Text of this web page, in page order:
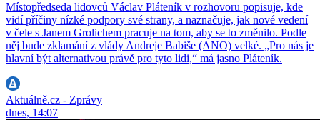
Místopředseda lidovců Václav Pláteník v rozhovoru popisuje, kde
vidí příčiny nízké podpory své strany, a naznačuje, jak nové vedení
v čele s Janem Grolichem pracuje na tom, aby se to změnilo. Podle
něj bude zklamání z vlády Andreje Babiše (ANO) velké. „Pro nás je
hlavní být alternativou právě pro tyto lidi,“ má jasno Pláteník.
Aktuálně.cz - Zprávy
dnes, 14:07